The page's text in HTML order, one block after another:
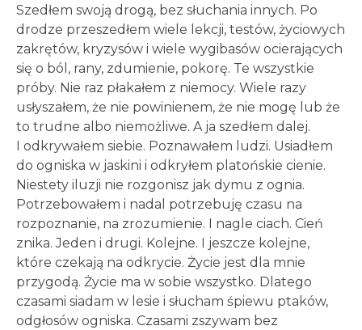
Szedłem swoją drogą, bez słuchania innych. Po
drodze przeszedłem wiele lekcji, testów, życiowych
zakrętów, kryzysów i wiele wygibasów ocierających
się o ból, rany, zdumienie, pokorę. Te wszystkie
próby. Nie raz płakałem z niemocy. Wiele razy
usłyszałem, że nie powinienem, że nie mogę lub że
to trudne albo niemożliwe. A ja szedłem dalej.
I odkrywałem siebie. Poznawałem ludzi. Usiadłem
do ogniska w jaskini i odkryłem platońskie cienie.
Niestety iluzji nie rozgonisz jak dymu z ognia.
Potrzebowałem i nadal potrzebuję czasu na
rozpoznanie, na zrozumienie. I nagle ciach. Cień
znika. Jeden i drugi. Kolejne. I jeszcze kolejne,
które czekają na odkrycie. Życie jest dla mnie
przygodą. Życie ma w sobie wszystko. Dlatego
czasami siadam w lesie i słucham śpiewu ptaków,
odgłosów ogniska. Czasami zszywam bez